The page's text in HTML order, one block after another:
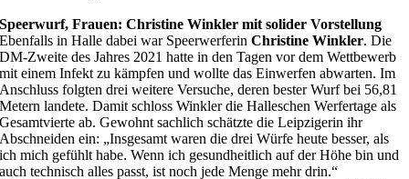
Speerwurf, Frauen: Christine Winkler mit solider Vorstellung
Ebenfalls in Halle dabei war SpeerwerferinChristine Winkler. Die
DM-Zweite des Jahres 2021 hatte in den Tagen vor dem Wettbewerb
mit einem Infekt zu kämpfen und wollte das Einwerfen abwarten. Im
Anschluss folgten drei weitere Versuche, deren bester Wurf bei 56,81
Metern landete. Damit schloss Winkler die Halleschen Werfertage als
Gesamtvierte ab. Gewohnt sachlich schätzte die Leipzigerin ihr
Abschneiden ein: „Insgesamt waren die drei Würfe heute besser, als
ich mich gefühlt habe. Wenn ich gesundheitlich auf der Höhe bin und
auch technisch alles passt, ist noch jede Menge mehr drin.“